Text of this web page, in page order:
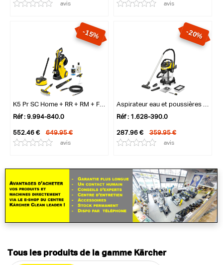
avis avis
-15%
K5 Pr SC Home + RR + RM + FJ + WB
Réf : 9.994-840.0
552.46 € 649.95 €
avis
-20%
Aspirateur eau et poussières WD 7 Contro...
Réf : 1.628-390.0
287.96 € 359.95 €
avis
Tous les produits de la gamme Kärcher